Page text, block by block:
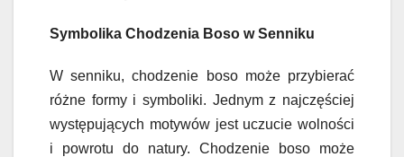
Symbolika Chodzenia Boso w Senniku
W senniku, chodzenie boso może przybierać
różne formy i symboliki. Jednym z najczęściej
występujących motywów jest uczucie wolności
i powrotu do natury. Chodzenie boso może